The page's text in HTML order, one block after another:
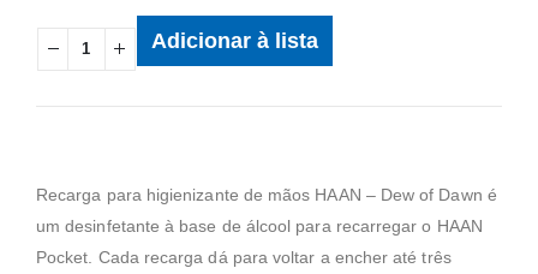
Adicionar à lista
Recarga para higienizante de mãos HAAN – Dew of Dawn é
um desinfetante à base de álcool para recarregar o HAAN
Pocket. Cada recarga dá para voltar a encher até três